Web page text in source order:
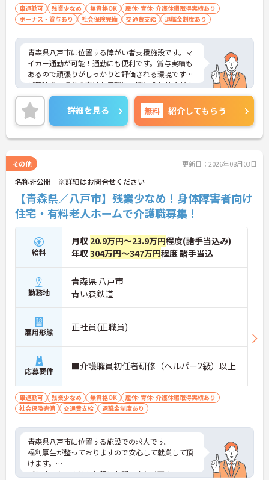
車通勤可 残業少なめ 無資格OK
産休･育休･介護休暇取得実績あり
ボーナス・賞与あり
社会保険完備 交通費支給 退職金制度あり
青森県八戸市に位置する障がい者支援施設です。マ
イカー通勤が可能！通勤にも便利です。賞与実績も
あるので頑張りがしっかりと評価される環境です。
ご興味をお持ちの方はお気軽にお問い合わせくださ
い。
詳細を見る 無料 紹介してもらう
その他 更新日：2026年08月03日
名称非公開 ※詳細はお問合せください
【青森県／八戸市】残業少なめ！身体障害者向け
住宅・有料老人ホームで介護職募集！
給料
月収 20.9万円～23.9万円程度(諸手当込み)
年収304万円～347万円程度 諸手当込
勤務地
青森県 八戸市
青い森鉄道
雇用形態 正社員(正職員)
応募要件 ■介護職員初任者研修（ヘルパー2級）以上
車通勤可 残業少なめ 無資格OK
産休･育休･介護休暇取得実績あり
社会保険完備
交通費支給 退職金制度あり
青森県八戸市に位置する施設での求人です。
福利厚生が整っておりますので安心して就業して頂
けます。
ご興味のある方はお気軽にお問い合わせ下さい。